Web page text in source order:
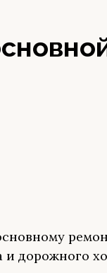
дорожного